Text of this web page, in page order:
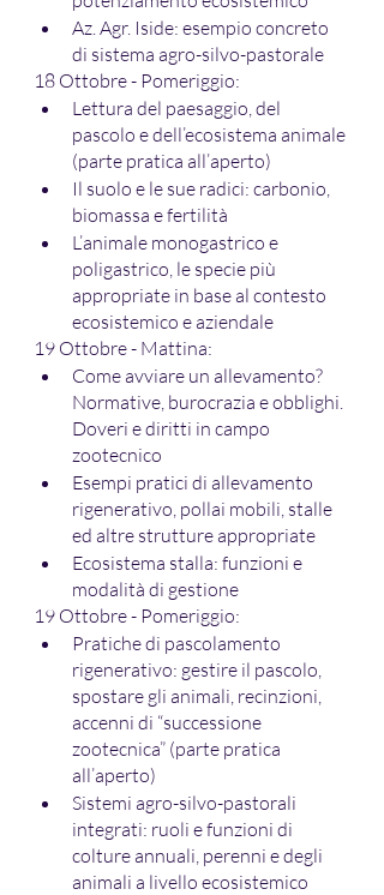
Az. Agr. Iside: esempio concreto
di sistema agro-silvo-pastorale
18 Ottobre - Pomeriggio:
Lettura del paesaggio, del
pascolo e dell’ecosistema animale
(parte pratica all’aperto)
Il suolo e le sue radici: carbonio,
biomassa e fertilità
L’animale monogastrico e
poligastrico, le specie più
appropriate in base al contesto
ecosistemico e aziendale
19 Ottobre - Mattina:
Come avviare un allevamento?
Normative, burocrazia e obblighi.
Doveri e diritti in campo
zootecnico
Esempi pratici di allevamento
rigenerativo, pollai mobili, stalle
ed altre strutture appropriate
Ecosistema stalla: funzioni e
modalità di gestione
19 Ottobre - Pomeriggio:
Pratiche di pascolamento
rigenerativo: gestire il pascolo,
spostare gli animali, recinzioni,
accenni di “successione
zootecnica” (parte pratica
all’aperto)
Sistemi agro-silvo-pastorali
integrati: ruoli e funzioni di
colture annuali, perenni e degli
animali a livello ecosistemico